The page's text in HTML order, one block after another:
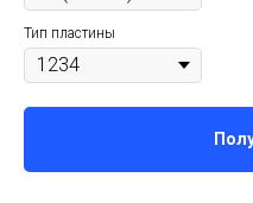
Тип пластины